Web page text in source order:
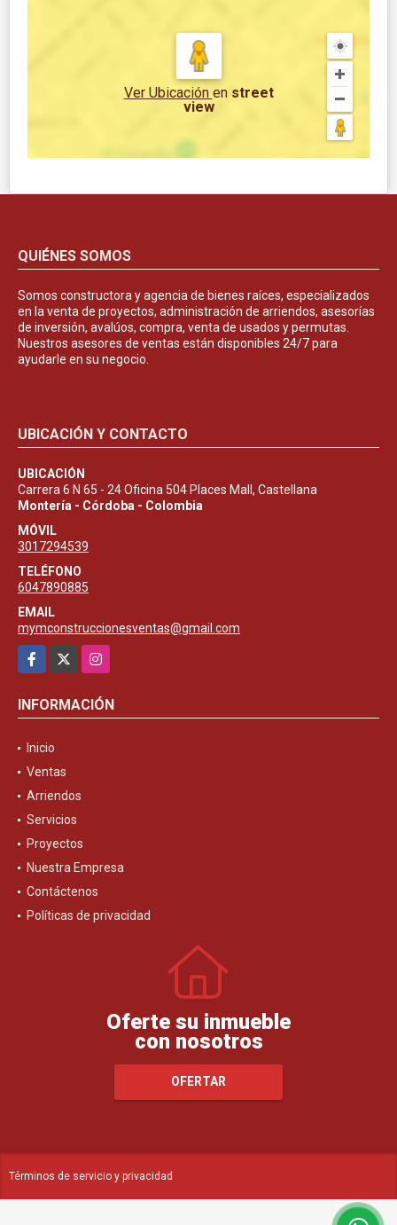
Ver Ubicación en street
view
QUIÉNES SOMOS
Somos constructora y agencia de bienes raíces, especializados
en la venta de proyectos, administración de arriendos, asesorías
de inversión, avalúos, compra, venta de usados y permutas.
Nuestros asesores de ventas están disponibles 24/7 para
ayudarle en su negocio.
UBICACIÓN Y CONTACTO
UBICACIÓN
Carrera 6 N 65 - 24 Oficina 504 Places Mall, Castellana
Montería - Córdoba - Colombia
MÓVIL
3017294539
TELÉFONO
6047890885
EMAIL
mymconstruccionesventas@gmail.com
Facebook
Instagram
INFORMACIÓN
Inicio
Ventas
Arriendos
Servicios
Proyectos
Nuestra Empresa
Contáctenos
Políticas de privacidad
Oferte su inmueble
con nosotros
OFERTAR
Términos de servicio y privacidad